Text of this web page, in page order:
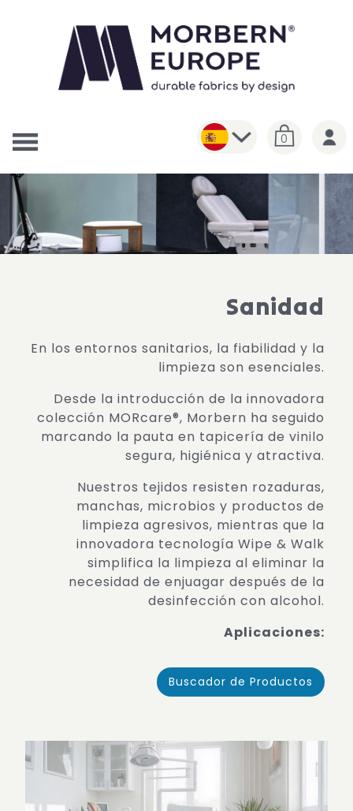
0
Sanidad
En los entornos sanitarios, la fiabilidad y la
limpieza son esenciales.
Desde la introducción de la innovadora
colección MORcare®, Morbern ha seguido
marcando la pauta en tapicería de vinilo
segura, higiénica y atractiva.
Nuestros tejidos resisten rozaduras,
manchas, microbios y productos de
limpieza agresivos, mientras que la
innovadora tecnología Wipe & Walk
simplifica la limpieza al eliminar la
necesidad de enjuagar después de la
desinfección con alcohol.
Aplicaciones:
Buscador de Productos